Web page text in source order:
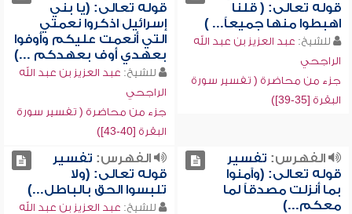
قوله تعالى: ( قلنا
اهبطوا منها جميعاً... )
للشيخ: عبد العزيز بن عبد الله
الراجحي
جزء من محاضرة ( تفسير سورة
البقرة [35-39])
قوله تعالى: (يا بني
إسرائيل اذكروا نعمتي
التي أنعمت عليكم وأوفوا
بعهدي أوف بعهدكم ...)
للشيخ: عبد العزيز بن عبد الله
الراجحي
جزء من محاضرة ( تفسير سورة
البقرة [40-43])
الفهرس: تفسير
قوله تعالى: (وآمنوا
بما أنزلت مصدقاً لما
معكم...)
الفهرس: تفسير
قوله تعالى: (ولا
تلبسوا الحق بالباطل...)
للشيخ: عبد العزيز بن عبد الله